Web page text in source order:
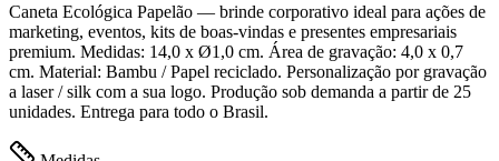
Caneta Ecológica Papelão — brinde corporativo ideal para ações de
marketing, eventos, kits de boas-vindas e presentes empresariais
premium. Medidas: 14,0 x Ø1,0 cm. Área de gravação: 4,0 x 0,7
cm. Material: Bambu / Papel reciclado. Personalização por gravação
a laser / silk com a sua logo. Produção sob demanda a partir de 25
unidades. Entrega para todo o Brasil.